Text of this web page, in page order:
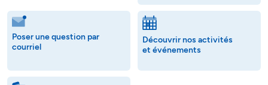
Poser une question par
courriel
Découvrir nos activités
et événements